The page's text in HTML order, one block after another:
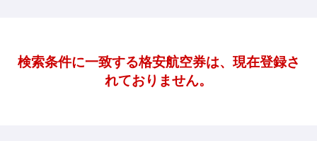
検索条件に一致する格安航空券は、現在登録さ
れておりません。